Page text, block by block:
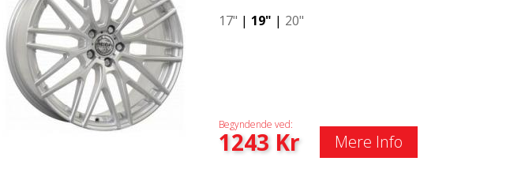
17" | 19" | 20"
Begyndende ved:
1243Kr Mere Info